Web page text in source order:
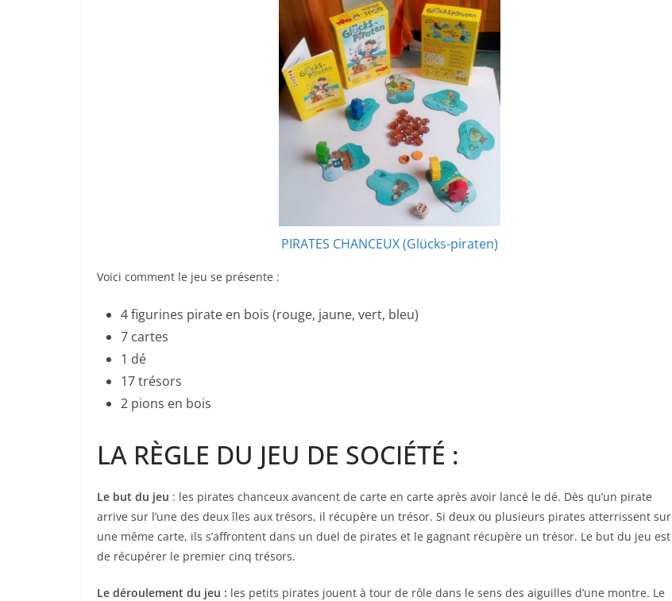
PIRATES CHANCEUX (Glücks-piraten)
Voici comment le jeu se présente :
4 figurines pirate en bois (rouge, jaune, vert, bleu)
7 cartes
1 dé
17 trésors
2 pions en bois
LA RÈGLE DU JEU DE SOCIÉTÉ :
Le but du jeu : les pirates chanceux avancent de carte en carte après avoir lancé le dé. Dès qu’un pirate
arrive sur l’une des deux îles aux trésors, il récupère un trésor. Si deux ou plusieurs pirates atterrissent sur
une même carte, ils s’affrontent dans un duel de pirates et le gagnant récupère un trésor. Le but du jeu est
de récupérer le premier cinq trésors.
Le déroulement du jeu : les petits pirates jouent à tour de rôle dans le sens des aiguilles d’une montre. Le